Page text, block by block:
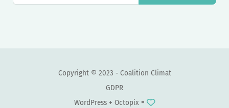
Copyright © 2023 - Coalition Climat
GDPR
WordPress + Octopix =